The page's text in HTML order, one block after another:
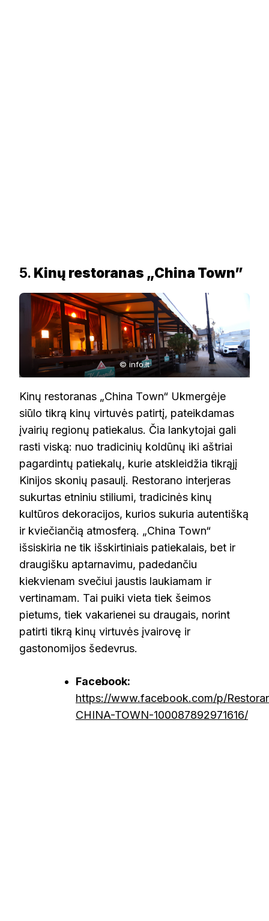
5. Kinų restoranas „China Town”
© info.lt
Kinų restoranas „China Town“ Ukmergėje
siūlo tikrą kinų virtuvės patirtį, pateikdamas
įvairių regionų patiekalus. Čia lankytojai gali
rasti viską: nuo tradicinių koldūnų iki aštriai
pagardintų patiekalų, kurie atskleidžia tikrąjį
Kinijos skonių pasaulį. Restorano interjeras
sukurtas etniniu stiliumi, tradicinės kinų
kultūros dekoracijos, kurios sukuria autentišką
ir kviečiančią atmosferą. „China Town“
išsiskiria ne tik išskirtiniais patiekalais, bet ir
draugišku aptarnavimu, padedančiu
kiekvienam svečiui jaustis laukiamam ir
vertinamam. Tai puiki vieta tiek šeimos
pietums, tiek vakarienei su draugais, norint
patirti tikrą kinų virtuvės įvairovę ir
gastonomijos šedevrus.
Facebook:
https://www.facebook.com/p/
CHINA-TOWN-100087892971616/